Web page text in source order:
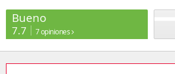
Bueno
7.7 7 opiniones